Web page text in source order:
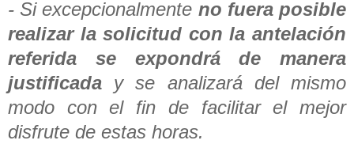
- Si excepcionalmente no fuera posible
realizar la solicitud con la antelación
referida se expondrá de manera
justificada y se analizará del mismo
modo con el fin de facilitar el mejor
disfrute de estas horas.